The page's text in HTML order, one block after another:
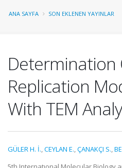
ANA SAYFA SON EKLENEN YAYINLAR
Determination
Replication
With TEM
GÜLER H. İ.,CEYLAN E.,ÇANAKÇI S.,